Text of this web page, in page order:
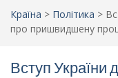
Країна > Політика >
про пришвидшену
Вступ